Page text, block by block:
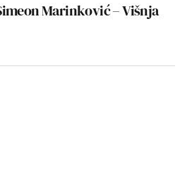
Marinković – Višnja